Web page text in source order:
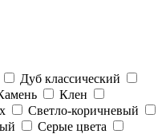
Дуб классический
Клен
Светло-коричневый
Серые цвета